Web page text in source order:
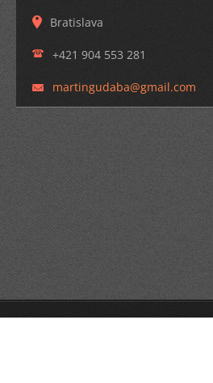
Bratislava
+421 904 553 281
martingudaba@gmail.com